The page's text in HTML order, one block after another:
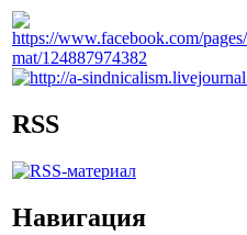
RSS
Навигация